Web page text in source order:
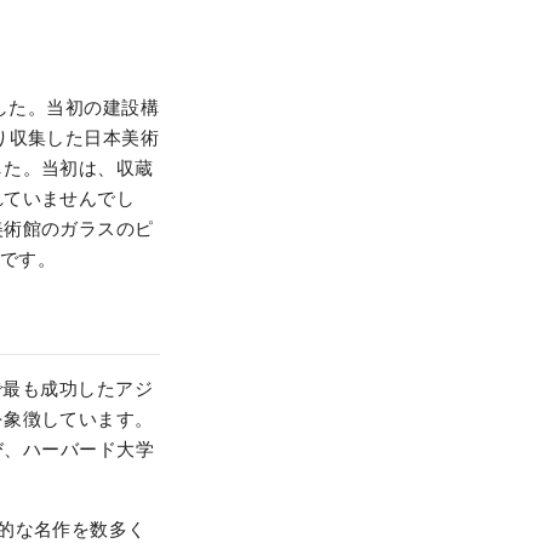
た。当初の建設構
収集した日本美術
。当初は、収蔵
いませんでし
館のガラスのピ
す。
も成功したアジ
徴しています。
ハーバード大学
な名作を数多く